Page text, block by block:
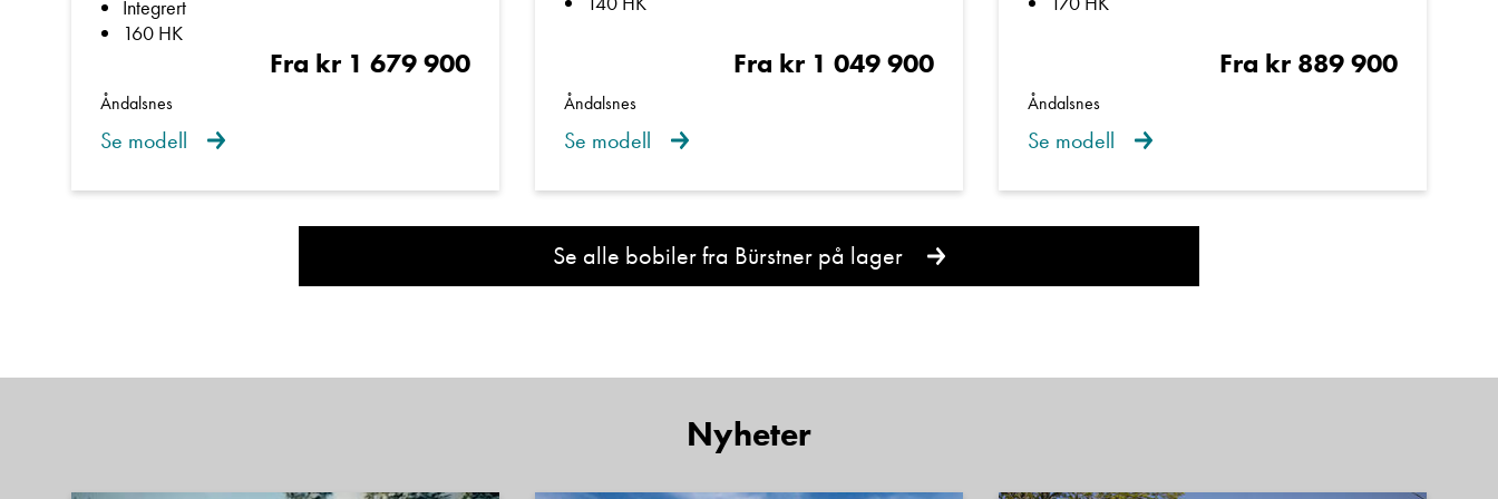
Denne siden er beskyttet av reCAPTCHA og Google
PersonvernerklæringogVilkår for bruker gjeldende.
Integrert
160 HK
Fra kr 1 679 900
Åndalsnes
Se modell
Fra kr 1 049 900
Åndalsnes
Se modell
Fra kr 889 900
Åndalsnes
Se modell
Se alle bobiler fra Bürstner på lager
Nyheter